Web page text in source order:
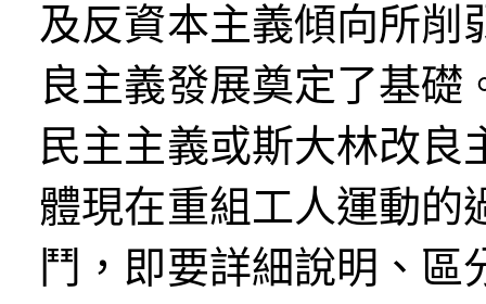
及反資本主義傾向所削
良主義發展奠定了基
民主主義或斯大林改良
體現在重組工人運動的
鬥，即要詳細說明、區